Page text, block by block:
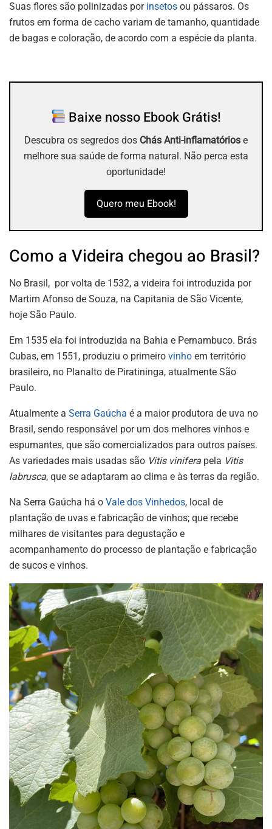
Suas flores são polinizadas por insetos ou pássaros. Os
frutos em forma de cacho variam de tamanho, quantidade
de bagas e coloração, de acordo com a espécie da planta.
Baixe nosso Ebook Grátis!
Descubra os segredos dos Chás Anti-inflamatórios e
melhore sua saúde de forma natural. Não perca esta
oportunidade!
Quero meu Ebook!
Como a Videira chegou ao Brasil?
No Brasil, por volta de 1532, a videira foi introduzida por
Martim Afonso de Souza, na Capitania de São Vicente,
hoje São Paulo.
Em 1535 ela foi introduzida na Bahia e Pernambuco. Brás
Cubas, em 1551, produziu o primeiro vinho em território
brasileiro, no Planalto de Piratininga, atualmente São
Paulo.
Atualmente a Serra Gaúcha é a maior produtora de uva no
Brasil, sendo responsável por um dos melhores vinhos e
espumantes, que são comercializados para outros países.
As variedades mais usadas são Vitis vinifera pela Vitis
labrusca, que se adaptaram ao clima e às terras da região.
Na Serra Gaúcha há o Vale dos Vinhedos, local de
plantação de uvas e fabricação de vinhos; que recebe
milhares de visitantes para degustação e
acompanhamento do processo de plantação e fabricação
de sucos e vinhos.